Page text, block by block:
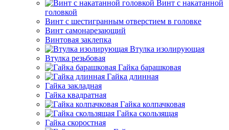
Винт с накатанной
головкой
Винт с шестигранным отверстием в головке
Винт самонарезающий
Винтовая заклепка
Втулка изолирующая
Втулка резьбовая
Гайка барашковая
Гайка длинная
Гайка закладная
Гайка квадратная
Гайка колпачковая
Гайка скользящая
Гайка скоростная